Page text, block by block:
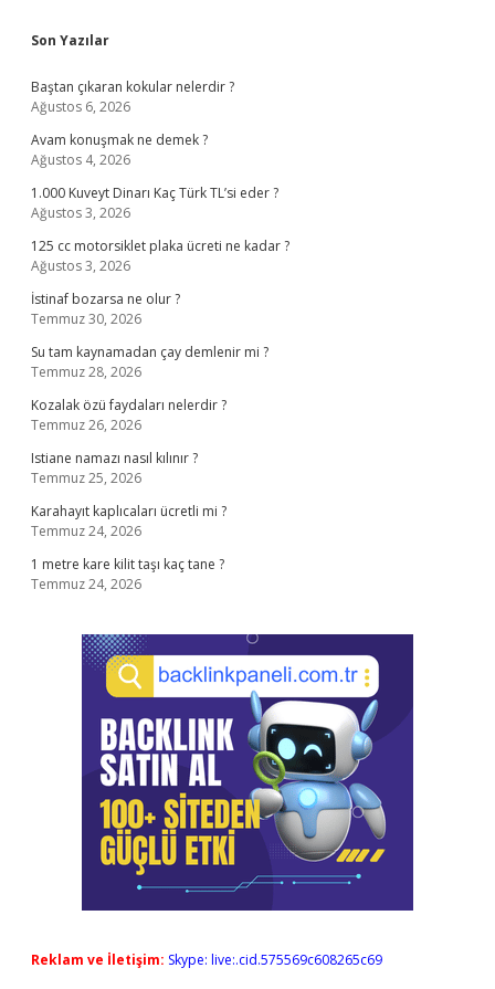
Sidebar
Son Yazılar
Baştan çıkaran kokular nelerdir ?
Ağustos 6, 2026
Avam konuşmak ne demek ?
Ağustos 4, 2026
1.000 Kuveyt Dinarı Kaç Türk TL’si eder ?
Ağustos 3, 2026
125 cc motorsiklet plaka ücreti ne kadar ?
Ağustos 3, 2026
İstinaf bozarsa ne olur ?
Temmuz 30, 2026
Su tam kaynamadan çay demlenir mi ?
Temmuz 28, 2026
Kozalak özü faydaları nelerdir ?
Temmuz 26, 2026
Istiane namazı nasıl kılınır ?
Temmuz 25, 2026
Karahayıt kaplıcaları ücretli mi ?
Temmuz 24, 2026
1 metre kare kilit taşı kaç tane ?
Temmuz 24, 2026
Reklam ve İletişim: Skype: live:.cid.575569c608265c69